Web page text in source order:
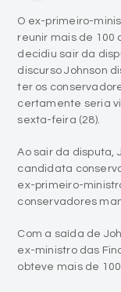
O ex-primeiro-
reunir mais de 100
decidiu sair da
discurso Johnson
ter os
certamente seria
sexta-feira (28).
Ao sair da disputa,
candidata
ex-primeiro-
conservadores
Com a saída de
ex-ministro das
obteve mais de